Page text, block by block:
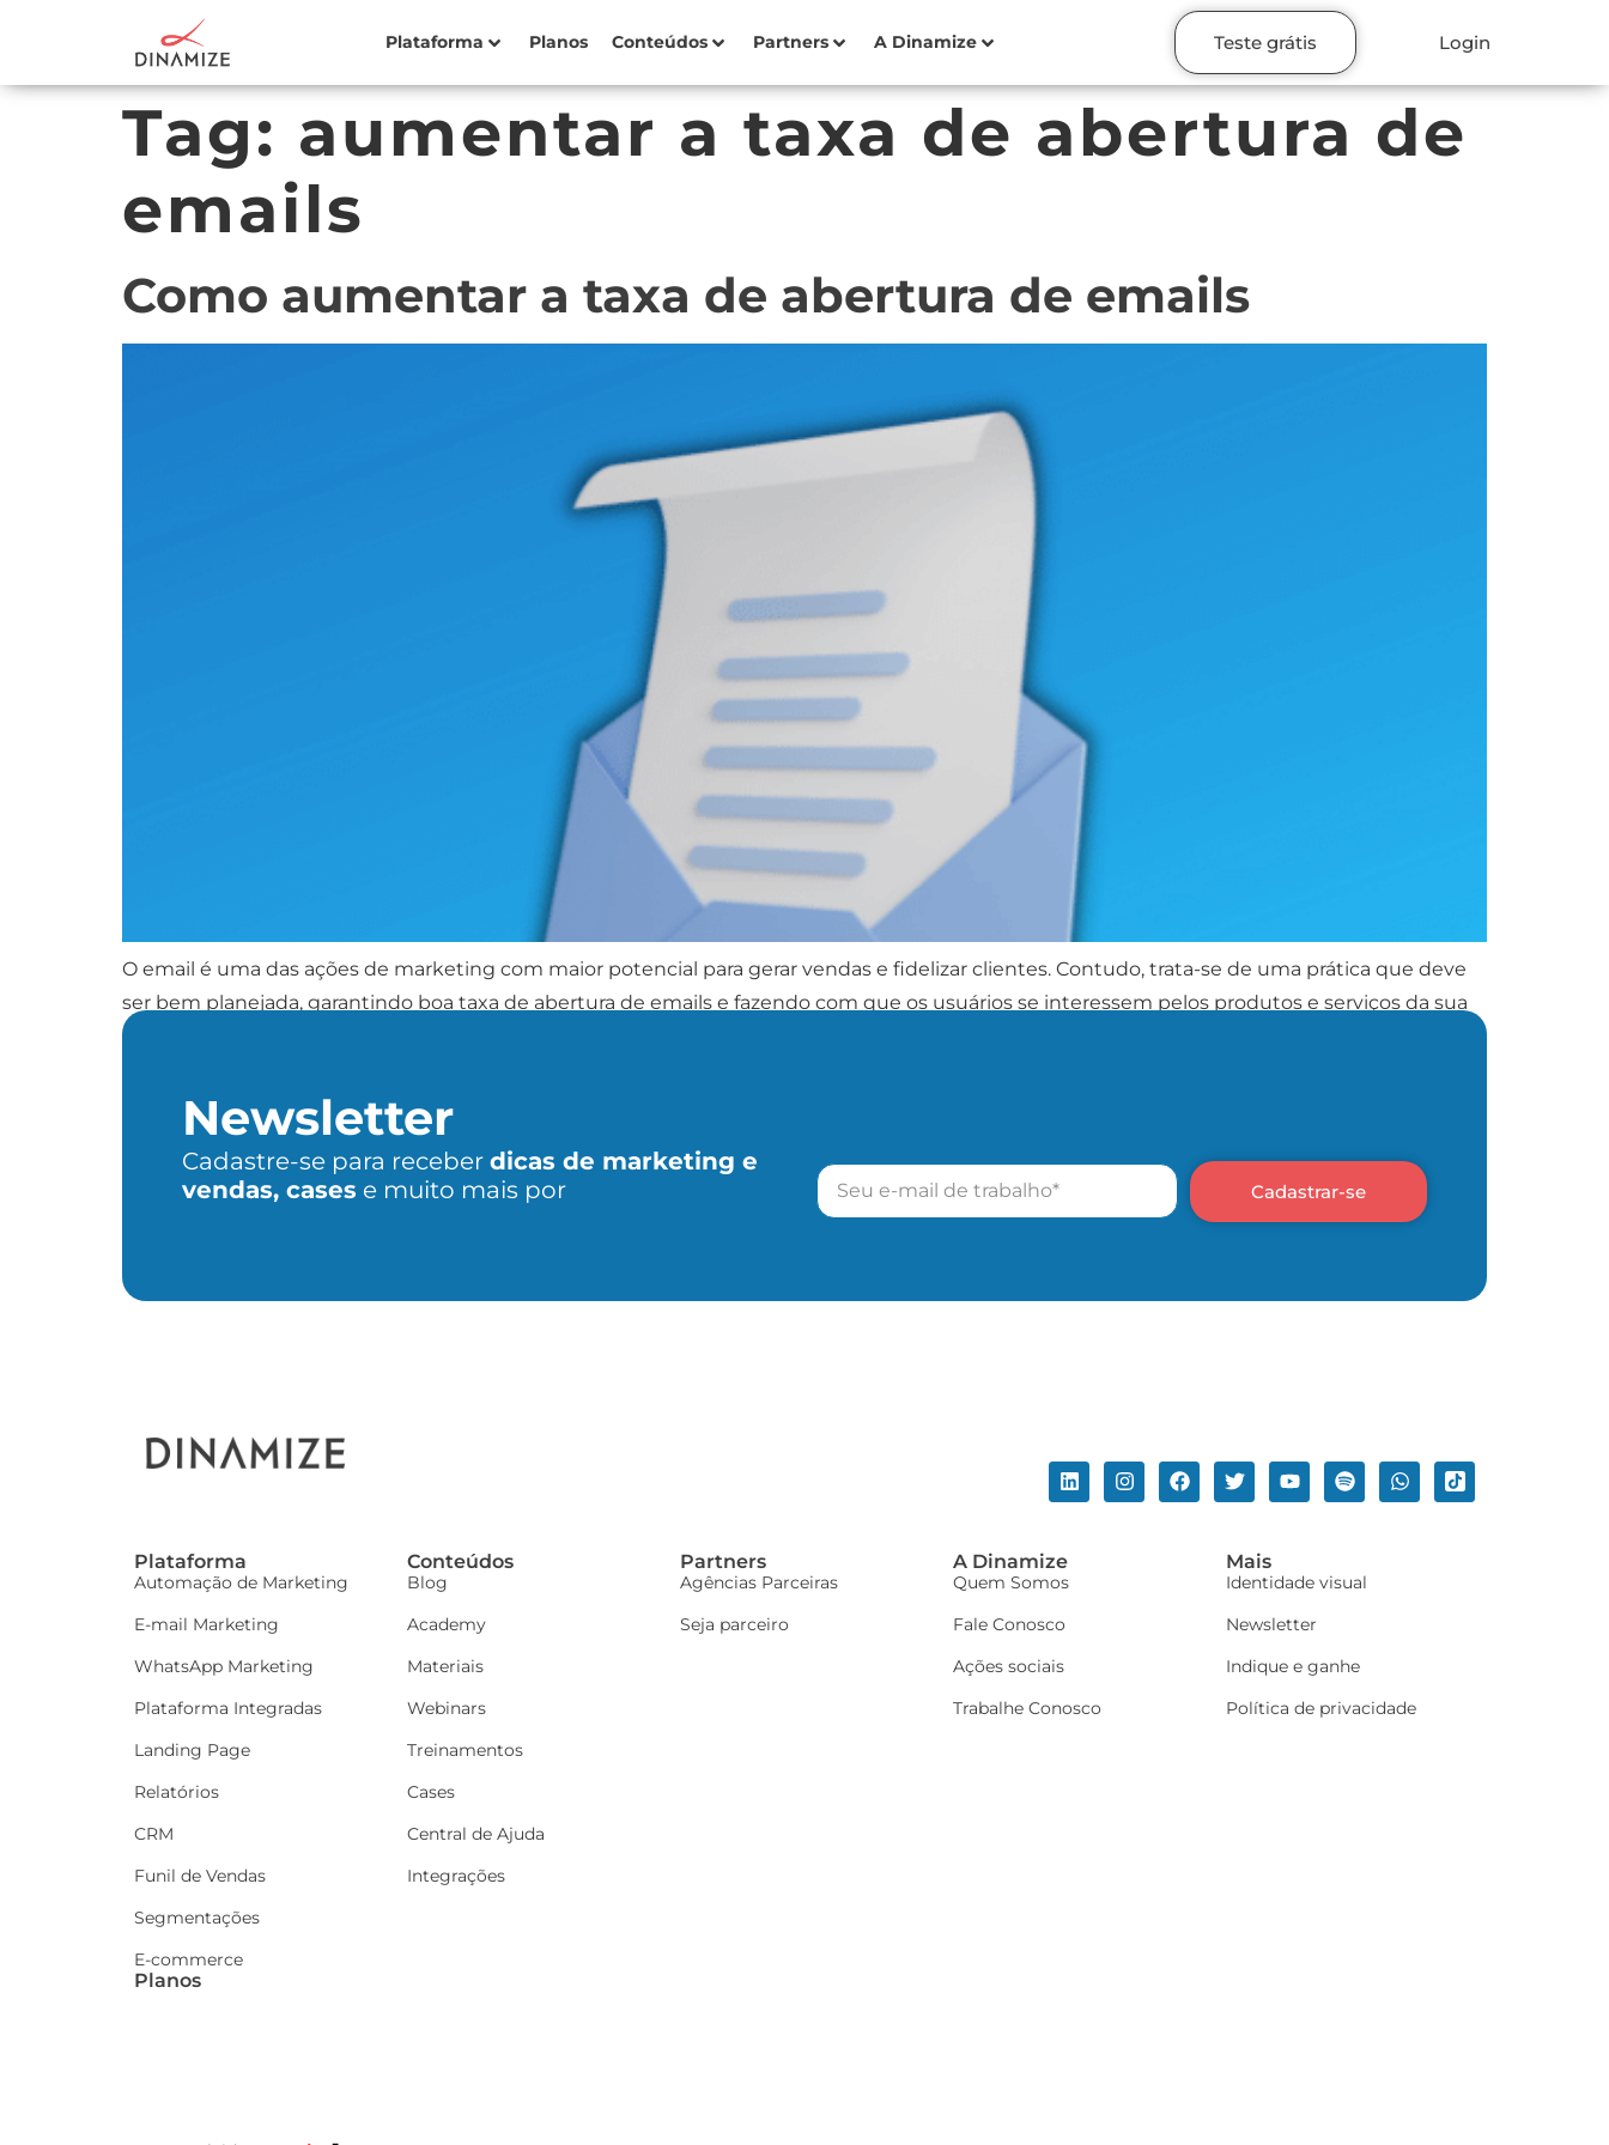
Plataforma Planos Conteúdos Partners A Dinamize Teste grátis Login
Tag: aumentar a taxa de abertura de
emails
Como aumentar a taxa de abertura de emails
O email é uma das ações de marketing com maior potencial para gerar vendas e fidelizar clientes. Contudo, trata-se de uma prática que deve
ser bem planejada, garantindo boa taxa de abertura de emails e fazendo com que os usuários se interessem pelos produtos e serviços da sua
empresa. Quer melhorar o desempenho das suas […]
Newsletter
Cadastre-se para receber dicas de marketing e
vendas, cases e muito mais por Cadastrar-se
Plataforma
Automação de Marketing
E-mail Marketing
WhatsApp Marketing
Plataforma Integradas
Landing Page
Relatórios
CRM
Funil de Vendas
Segmentações
E-commerce
Planos
Conteúdos
Blog
Academy
Materiais
Webinars
Treinamentos
Cases
Central de Ajuda
Integrações
Partners
Agências Parceiras
Seja parceiro
A Dinamize
Quem Somos
Fale Conosco
Ações sociais
Trabalhe Conosco
Mais
Identidade visual
Newsletter
Indique e ganhe
Política de privacidade